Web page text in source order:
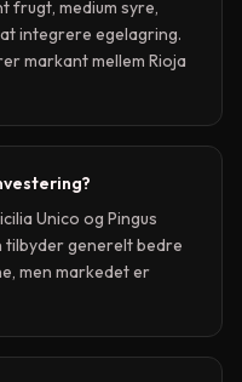
frugt, medium syre,
integrere egelagring.
markant mellem Rioja
Unico og Pingus
tilbyder generelt bedre
men markedet er